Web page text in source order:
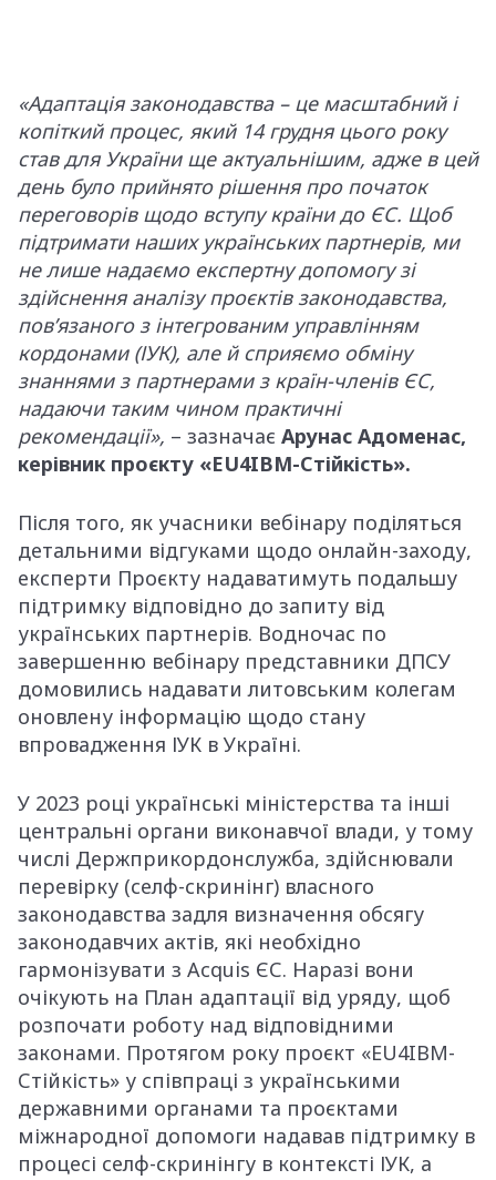
«Адаптація законодавства – це масштабний і
копіткий процес, який 14 грудня цього року
став для України ще актуальнішим, адже в цей
день було прийнято рішення про початок
переговорів щодо вступу країни до ЄС. Щоб
підтримати наших українських партнерів, ми
не лише надаємо експертну допомогу зі
здійснення аналізу проєктів законодавства,
пов’язаного з інтегрованим управлінням
кордонами (ІУК), але й сприяємо обміну
знаннями з партнерами з країн-членів ЄС,
надаючи таким чином практичні
рекомендації», – зазначає Арунас Адоменас,
керівник проєкту «EU4IBM-Стійкість».
Після того, як учасники вебінару поділяться
детальними відгуками щодо онлайн-заходу,
експерти Проєкту надаватимуть подальшу
підтримку відповідно до запиту від
українських партнерів. Водночас по
завершенню вебінару представники ДПСУ
домовились надавати литовським колегам
оновлену інформацію щодо стану
впровадження ІУК в Україні.
У 2023 році українські міністерства та інші
центральні органи виконавчої влади, у тому
числі Держприкордонслужба, здійснювали
перевірку (селф-скринінг) власного
законодавства задля визначення обсягу
законодавчих актів, які необхідно
гармонізувати з Acquis ЄС. Наразі вони
очікують на План адаптації від уряду, щоб
розпочати роботу над відповідними
законами. Протягом року проєкт «EU4IBM-
Стійкість» у співпраці з українськими
державними органами та проєктами
міжнародної допомоги надавав підтримку в
процесі селф-скринінгу в контексті ІУК, а